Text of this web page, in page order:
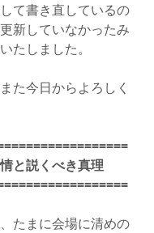
て書き直しているの
新していなかったみ
たしました。
た今日からよろしく
と説くべき真理
たまに会場に清めの